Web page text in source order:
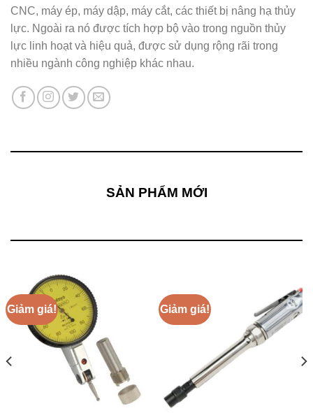
CNC, máy ép, máy dập, máy cắt, các thiết bị nâng hạ thủy
lực. Ngoài ra nó được tích hợp bộ vào trong nguồn thủy
lực linh hoạt và hiệu quả, được sử dụng rộng rãi trong
nhiều ngành công nghiệp khác nhau.
SẢN PHẨM MỚI
Giảm giá! Giảm giá!